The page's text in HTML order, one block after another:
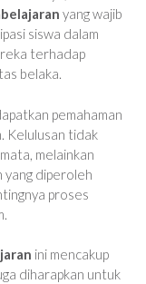
yang wajib
siswa dalam
terhadap
belaka.
pemahaman
Kelulusan tidak
melainkan
yang diperoleh
proses
ini mencakup
diharapkan untuk